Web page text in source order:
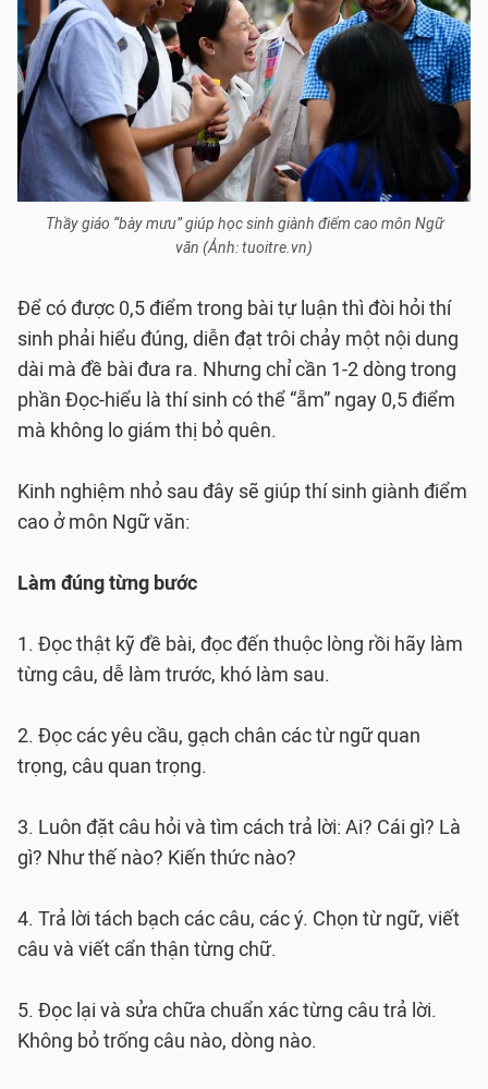
Thầy giáo “bày mưu” giúp học sinh giành điểm cao môn Ngữ
văn (Ảnh: tuoitre.vn)
Để có được 0,5 điểm trong bài tự luận thì đòi hỏi thí
sinh phải hiểu đúng, diễn đạt trôi chảy một nội dung
dài mà đề bài đưa ra. Nhưng chỉ cần 1-2 dòng trong
phần Đọc-hiểu là thí sinh có thể “ẵm” ngay 0,5 điểm
mà không lo giám thị bỏ quên.
Kinh nghiệm nhỏ sau đây sẽ giúp thí sinh giành điểm
cao ở môn Ngữ văn:
Làm đúng từng bước
1. Đọc thật kỹ đề bài, đọc đến thuộc lòng rồi hãy làm
từng câu, dễ làm trước, khó làm sau.
2. Đọc các yêu cầu, gạch chân các từ ngữ quan
trọng, câu quan trọng.
3. Luôn đặt câu hỏi và tìm cách trả lời: Ai? Cái gì? Là
gì? Như thế nào? Kiến thức nào?
4. Trả lời tách bạch các câu, các ý. Chọn từ ngữ, viết
câu và viết cẩn thận từng chữ.
5. Đọc lại và sửa chữa chuẩn xác từng câu trả lời.
Không bỏ trống câu nào, dòng nào.